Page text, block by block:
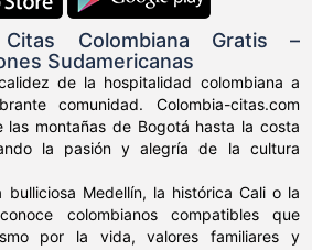
Colombiana Gratis –
Sudamericanas
de la hospitalidad colombiana a
comunidad. Colombia-citas.com
las montañas de Bogotá hasta la costa
la pasión y alegría de la cultura
Medellín, la histórica Cali o la
colombianos compatibles que
por la vida, valores familiares y